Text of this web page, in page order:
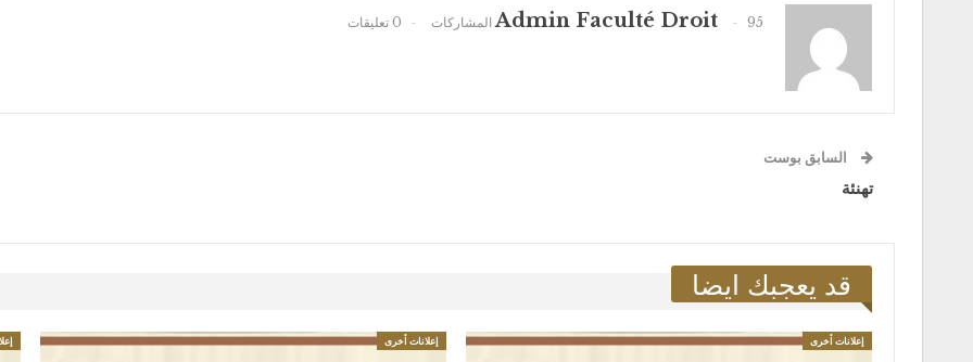
Admin Faculté Droit 95 المشاركات 0 تعليقات
السابق بوست
تهنئة
قد يعجبك ايضا
إعلانات أخرى إعلانات أخرى